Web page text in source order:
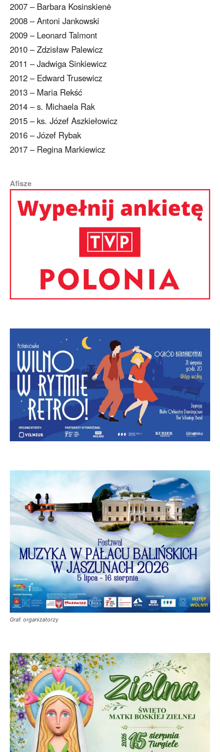
2007 – Barbara Kosinskienė
2008 – Antoni Jankowski
2009 – Leonard Talmont
2010 – Zdzisław Palewicz
2011 – Jadwiga Sinkiewicz
2012 – Edward Trusewicz
2013 – Maria Rekść
2014 – s. Michaela Rak
2015 – ks. Józef Aszkiełowicz
2016 – Józef Rybak
2017 – Regina Markiewicz
Afisze
Graf. organizatorzy